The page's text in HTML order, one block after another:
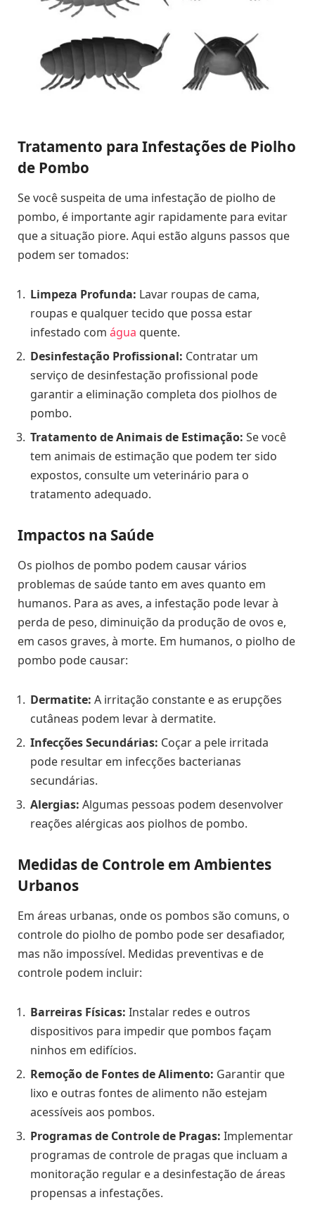
Tratamento para Infestações de Piolho
de Pombo
Se você suspeita de uma infestação de piolho de
pombo, é importante agir rapidamente para evitar
que a situação piore. Aqui estão alguns passos que
podem ser tomados:
Limpeza Profunda: Lavar roupas de cama,
roupas e qualquer tecido que possa estar
infestado com água quente.
Desinfestação Profissional: Contratar um
serviço de desinfestação profissional pode
garantir a eliminação completa dos piolhos de
pombo.
Tratamento de Animais de Estimação: Se você
tem animais de estimação que podem ter sido
expostos, consulte um veterinário para o
tratamento adequado.
Impactos na Saúde
Os piolhos de pombo podem causar vários
problemas de saúde tanto em aves quanto em
humanos. Para as aves, a infestação pode levar à
perda de peso, diminuição da produção de ovos e,
em casos graves, à morte. Em humanos, o piolho de
pombo pode causar:
Dermatite: A irritação constante e as erupções
cutâneas podem levar à dermatite.
Infecções Secundárias: Coçar a pele irritada
pode resultar em infecções bacterianas
secundárias.
Alergias: Algumas pessoas podem desenvolver
reações alérgicas aos piolhos de pombo.
Medidas de Controle em Ambientes
Urbanos
Em áreas urbanas, onde os pombos são comuns, o
controle do piolho de pombo pode ser desafiador,
mas não impossível. Medidas preventivas e de
controle podem incluir:
Barreiras Físicas: Instalar redes e outros
dispositivos para impedir que pombos façam
ninhos em edifícios.
Remoção de Fontes de Alimento: Garantir que
lixo e outras fontes de alimento não estejam
acessíveis aos pombos.
Programas de Controle de Pragas: Implementar
programas de controle de pragas que incluam a
monitoração regular e a desinfestação de áreas
propensas a infestações.